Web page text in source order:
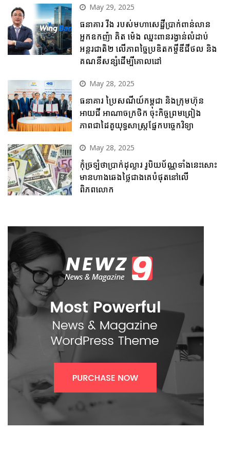
May 29, 2025
ធនាគារ វីង របស់មហាសេដ្ឋីប្រាក់ពាន់លាន
អ្នកឧកញ៉ា គិត ម៉េង ឈ្នះពានរង្វាន់លំដាប់
អន្តរជាតិ២ លើភាពច្នៃប្រឌិតកម្ចីឌីជីថល និង
គណនីសន្សំដើម្បីគោលដៅ
May 28, 2025
ធនាគារ ប្រៃសណីយ៍កម្ពុជា និងក្រុមហ៊ុន
អាយជី អាណាចក្រថិក ចុះកិច្ចព្រមព្រៀង
ភាពជាដៃគូយុទ្ធសាស្ត្រផ្នែកបច្ចេកវិទ្យា
May 28, 2025
កុំច្រឡំថាប្រាក់ដុល្លារ រូបិយប័ណ្ណទាំងនេះសោះ
មានហាងឆេងថ្លៃជាងគេបំផុតនៅលើ
ពិភពលោក